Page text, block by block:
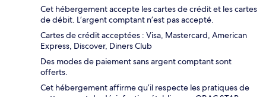
Cet hébergement accepte les cartes de crédit et les cartes
de débit. L’argent comptant n’est pas accepté.
Cartes de crédit acceptées : Visa, Mastercard, American
Express, Discover, Diners Club
Des modes de paiement sans argent comptant sont
offerts.
Cet hébergement affirme qu’il respecte les pratiques de